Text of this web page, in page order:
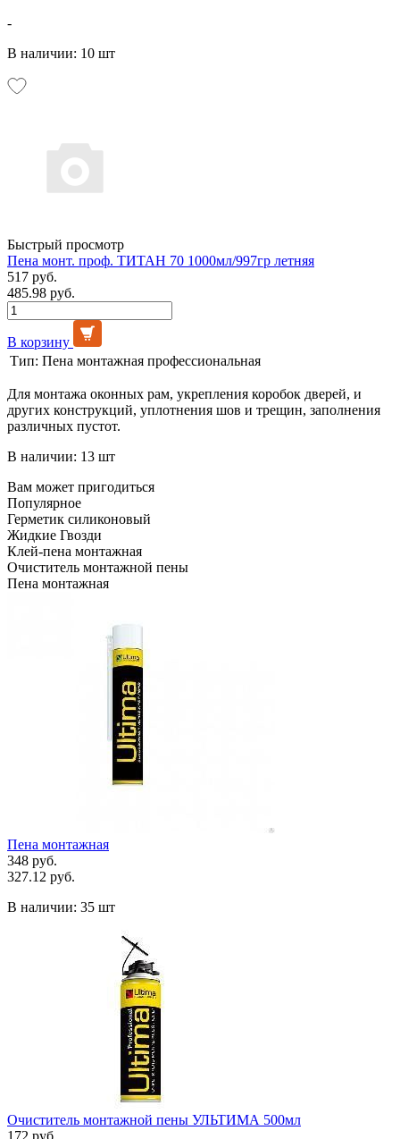
-
В наличии: 10 шт
Быстрый просмотр
Пена монт. проф. ТИТАН 70 1000мл/997гр летняя
517 руб.
485.98 руб.
В корзину
Тип: Пена монтажная профессиональная
Для монтажа оконных рам, укрепления коробок дверей, и
других конструкций, уплотнения шов и трещин, заполнения
различных пустот.
В наличии: 13 шт
Вам может пригодиться
Популярное
Герметик силиконовый
Жидкие Гвозди
Клей-пена монтажная
Очиститель монтажной пены
Пена монтажная
Пена монтажная
348 руб.
327.12 руб.
В наличии: 35 шт
Очиститель монтажной пены УЛЬТИМА 500мл
172 руб.